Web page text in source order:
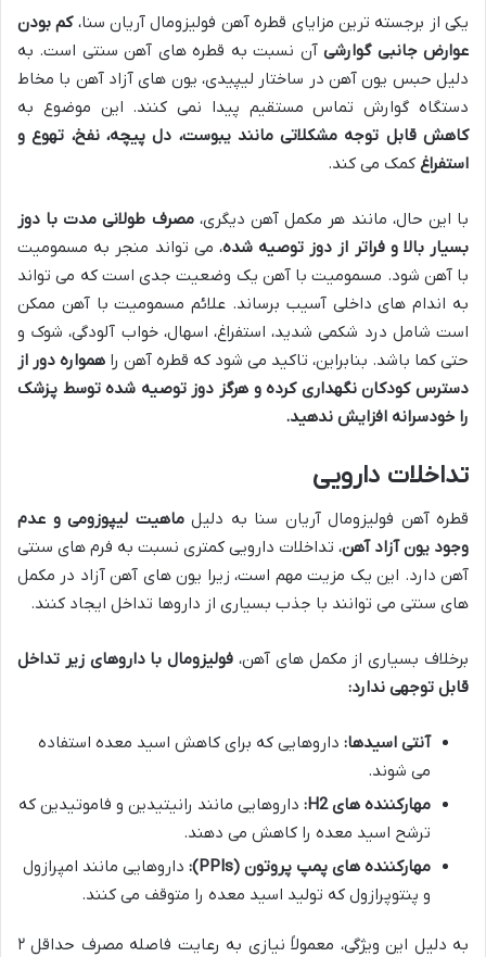
یکی از برجسته ترین مزایای قطره آهن فولیزومال آریان سنا،کم بودن
عوارض جانبی گوارشیآن نسبت به قطره های آهن سنتی است. به
دلیل حبس یون آهن در ساختار لیپیدی، یون های آزاد آهن با مخاط
دستگاه گوارش تماس مستقیم پیدا نمی کنند. این موضوع به
کاهش قابل توجه مشکلاتی مانند یبوست، دل پیچه، نفخ، تهوع و
استفراغ کمک می کند.
با این حال، مانند هر مکمل آهن دیگری،مصرف طولانی مدت با دوز
بسیار بالا و فراتر از دوز توصیه شده، می تواند منجر به مسمومیت
با آهن شود. مسمومیت با آهن یک وضعیت جدی است که می تواند
به اندام های داخلی آسیب برساند. علائم مسمومیت با آهن ممکن
است شامل درد شکمی شدید، استفراغ، اسهال، خواب آلودگی، شوک و
حتی کما باشد. بنابراین، تاکید می شود که قطره آهن را همواره دور از
دسترس کودکان نگهداری کرده و هرگز دوز توصیه شده توسط پزشک
را خودسرانه افزایش ندهید.
تداخلات دارویی
قطره آهن فولیزومال آریان سنا به دلیلماهیت لیپوزومی و عدم
وجود یون آزاد آهن، تداخلات دارویی کمتری نسبت به فرم های سنتی
آهن دارد. این یک مزیت مهم است، زیرا یون های آهن آزاد در مکمل
های سنتی می توانند با جذب بسیاری از داروها تداخل ایجاد کنند.
برخلاف بسیاری از مکمل های آهن، فولیزومال با داروهای زیر تداخل
قابل توجهی ندارد:
آنتی اسیدها: داروهایی که برای کاهش اسید معده استفاده
می شوند.
مهارکننده های H2:
داروهایی مانند رانیتیدین و فاموتیدین که
ترشح اسید معده را کاهش می دهند.
مهارکننده های پمپ پروتون (PPIs):
داروهایی مانند امپرازول
و پنتوپرازول که تولید اسید معده را متوقف می کنند.
به دلیل این ویژگی، معمولاً نیازی به رعایت فاصله مصرف حداقل ۲